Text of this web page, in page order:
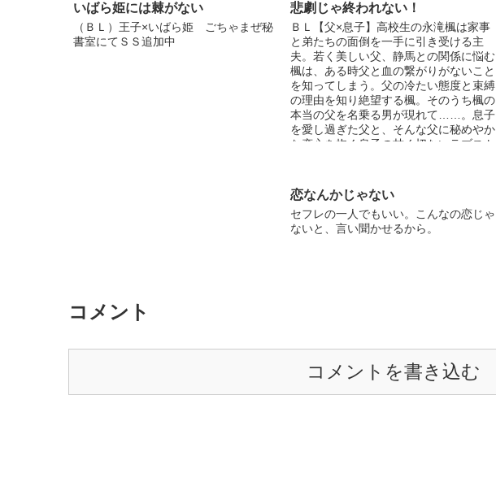
いばら姫には棘がない
（ＢＬ）王子×いばら姫 ごちゃまぜ秘
書室にてＳＳ追加中
悲劇じゃ終われない！
ＢＬ【父×息子】高校生の永滝楓は家事
と弟たちの面倒を一手に引き受ける主
夫。若く美しい父、静馬との関係に悩む
楓は、ある時父と血の繋がりがないこと
を知ってしまう。父の冷たい態度と束縛
の理由を知り絶望する楓。そのうち楓の
本当の父を名乗る男が現れて……。息子
を愛し過ぎた父と、そんな父に秘めやか
な恋心を抱く息子の甘く切ないラブスト
★★★シリアス溺愛からのちょっとだけ
エッチな激甘。めちゃハッピーエンドで
す、悲劇じゃ終わりません。小説を読も
う様で完結まで毎週金曜日の夜７時に更
恋なんかじゃない
セフレの一人でもいい。こんなの恋じゃ
ないと、言い聞かせるから。
コメント
コメントを書き込む